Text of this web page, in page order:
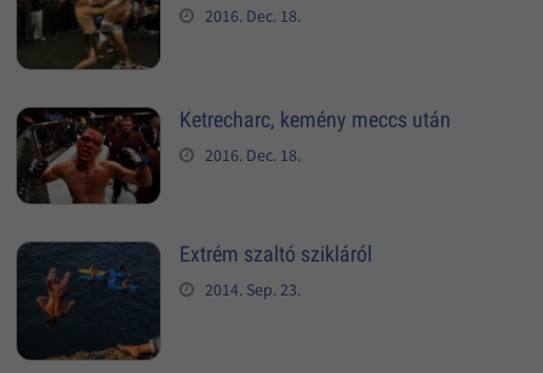
2016. Dec. 18.
Ketrecharc, kemény meccs után
2016. Dec. 18.
Extrém szaltó szikláról
2014. Sep. 23.